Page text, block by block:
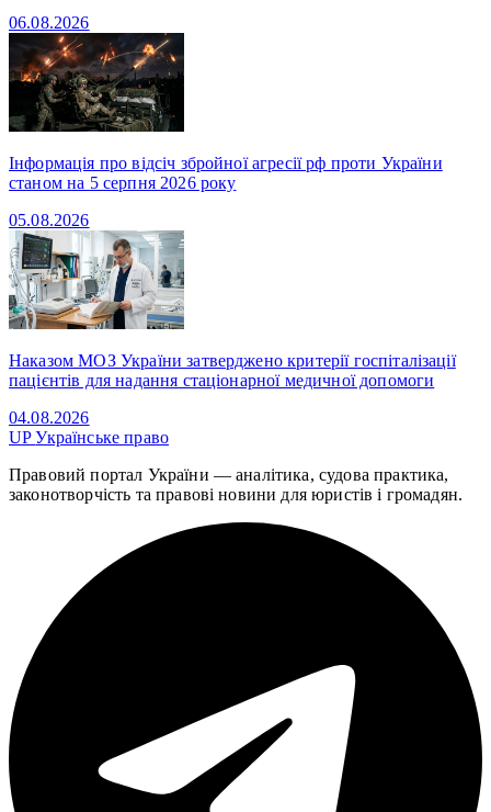
06.08.2026
Інформація про відсіч збройної агресії рф проти України
станом на 5 серпня 2026 року
05.08.2026
Наказом МОЗ України затверджено критерії госпіталізації
пацієнтів для надання стаціонарної медичної допомоги
04.08.2026
UPУкраїнське право
Правовий портал України — аналітика, судова практика,
законотворчість та правові новини для юристів і громадян.